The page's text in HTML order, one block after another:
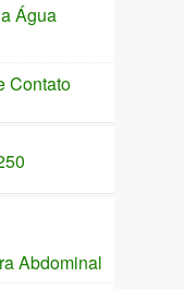
Água
Contato
Abdominal